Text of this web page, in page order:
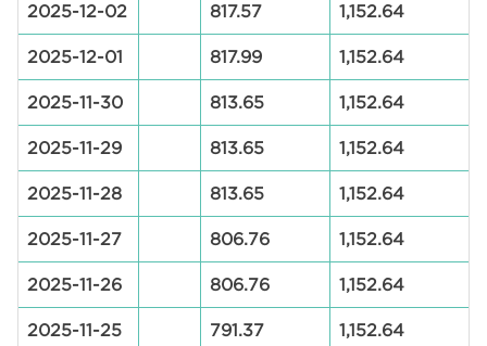
2025-12-02 817.57 1,152.64
2025-12-01 817.99 1,152.64
2025-11-30 813.65 1,152.64
2025-11-29 813.65 1,152.64
2025-11-28 813.65 1,152.64
2025-11-27 806.76 1,152.64
2025-11-26 806.76 1,152.64
2025-11-25 791.37 1,152.64